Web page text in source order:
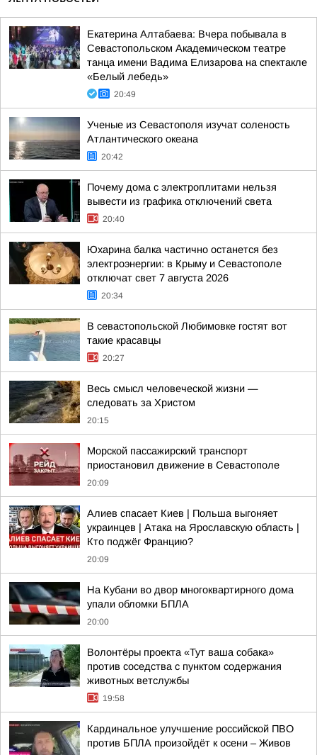
Екатерина Алтабаева: Вчера побывала в
Севастопольском Академическом театре
танца имени Вадима Елизарова на спектакле
«Белый лебедь»
20:49
Ученые из Севастополя изучат соленость
Атлантического океана
20:42
Почему дома с электроплитами нельзя
вывести из графика отключений света
20:40
Юхарина балка частично останется без
электроэнергии: в Крыму и Севастополе
отключат свет 7 августа 2026
20:34
В севастопольской Любимовке гостят вот
такие красавцы
20:27
Весь смысл человеческой жизни —
следовать за Христом
20:15
Морской пассажирский транспорт
приостановил движение в Севастополе
20:09
Алиев спасает Киев | Польша выгоняет
украинцев | Атака на Ярославскую область |
Кто поджёг Францию?
20:09
На Кубани во двор многоквартирного дома
упали обломки БПЛА
20:00
Волонтёры проекта «Тут ваша собака»
против соседства с пунктом содержания
животных ветслужбы
19:58
Кардинальное улучшение российской ПВО
против БПЛА произойдёт к осени – Живов